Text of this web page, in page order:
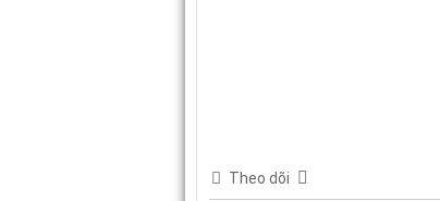
Theo dõi